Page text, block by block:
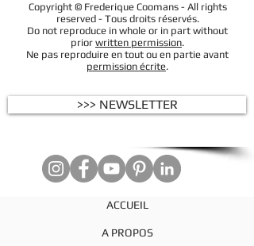
Copyright © Frederique Coomans - All rights
reserved - Tous droits réservés.
Do not reproduce in whole or in part without
prior written permission.
Ne pas reproduire en tout ou en partie avant
permission écrite.
>>> NEWSLETTER
ACCUEIL
A PROPOS